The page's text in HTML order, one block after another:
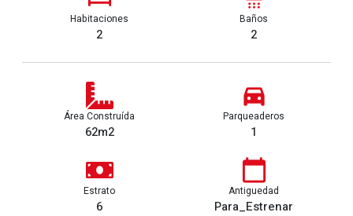
Habitaciones
2
Baños
2
Área Construída
62m2
Parqueaderos
1
Estrato
6
Antiguedad
Para_Estrenar